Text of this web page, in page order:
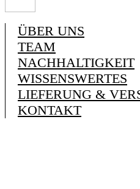
ÜBER UNS
TEAM
NACHHALTIGKEIT
WISSENSWERTES
LIEFERUNG &
KONTAKT